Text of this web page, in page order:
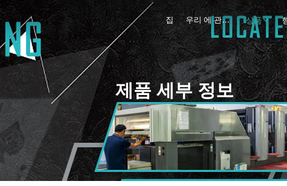
집 우리 에 관한 것 상품
제품 세부 정보